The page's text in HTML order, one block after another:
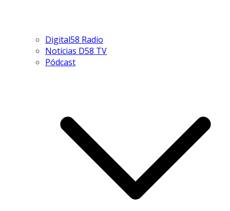
Digital58 Radio
Noticias D58 TV
Pódcast